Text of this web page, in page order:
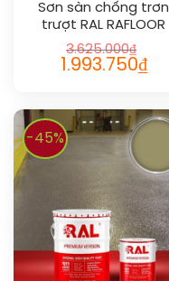
Sơn sàn chống trơn
trượt RAL RAFLOOR
ANTI-SLIP 1016
3.625.000₫
1.993.750₫
-45%